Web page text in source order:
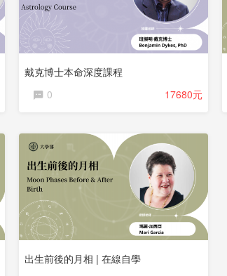
戴克博士本命深度課程
0
17680元
出生前後的月相 | 在線自學